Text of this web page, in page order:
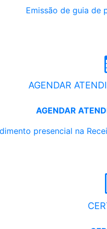
Emissão de guia de
AGENDAR
AGENDAR
presencial na